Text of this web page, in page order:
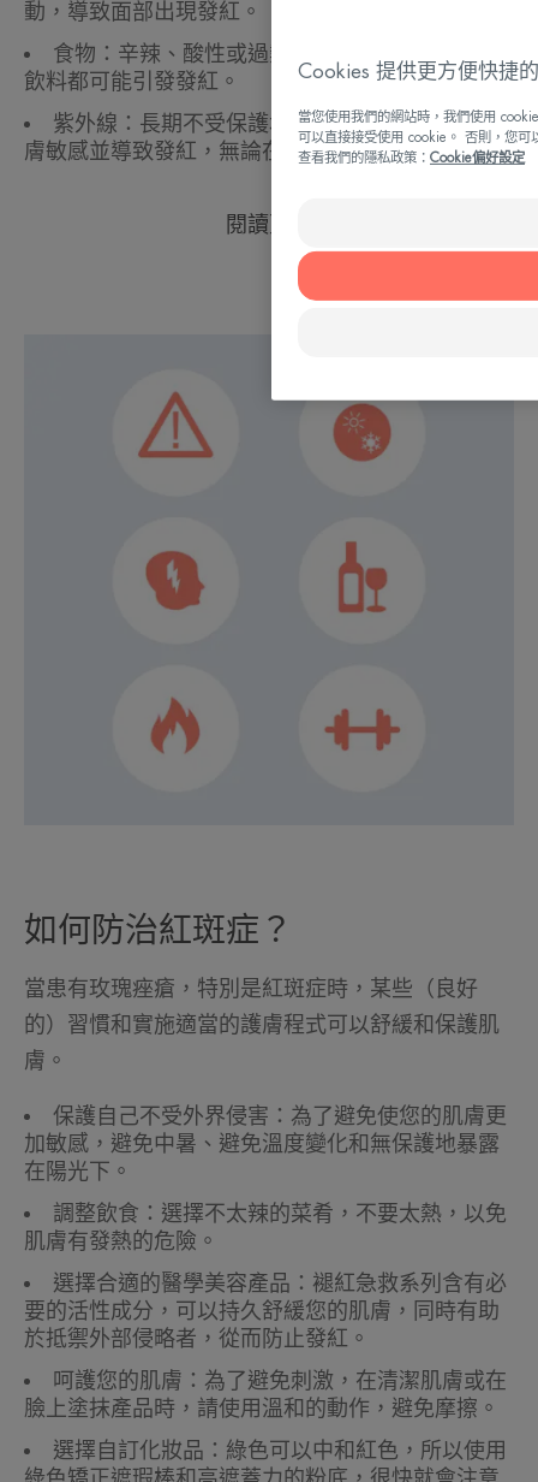
動，導致面部出現發紅。
食物：辛辣、酸性或過熱的食物以及熱飲或酒精
飲料都可能引發發紅。
紫外線：長期不受保護地暴露在陽光下，會讓肌
膚敏感並導致發紅，無論在甚麼季節。
閱讀更多
如何防治紅斑症？
當患有玫瑰痤瘡，特別是紅斑症時，某些（良好
的）習慣和實施適當的護膚程式可以舒緩和保護肌
膚。
保護自己不受外界侵害：為了避免使您的肌膚更
加敏感，避免中暑、避免溫度變化和無保護地暴露
在陽光下。
調整飲食：選擇不太辣的菜肴，不要太熱，以免
肌膚有發熱的危險。
選擇合適的醫學美容產品：褪紅急救系列含有必
要的活性成分，可以持久舒緩您的肌膚，同時有助
於抵禦外部侵略者，從而防止發紅。
呵護您的肌膚：為了避免刺激，在清潔肌膚或在
臉上塗抹產品時，請使用溫和的動作，避免摩擦。
選擇自訂化妝品：綠色可以中和紅色，所以使用
Cookies 提供更方便快捷
當您使用我們的網站時，我們使用
可以直接接受使用 cookie。 否則，您
查看我們的隱私政策： Cookie偏好設定